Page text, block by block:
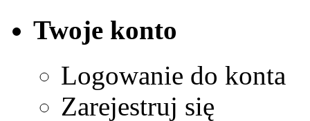
Twoje konto
Logowanie do konta
Zarejestruj się